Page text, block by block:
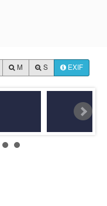
M S EXIF